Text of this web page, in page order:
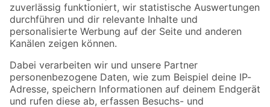
Zur Newsletter Anmeldung
Folge uns
Zahlungsarten Versandarten